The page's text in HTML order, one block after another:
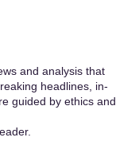
and analysis that
headlines, in-
guided by ethics and